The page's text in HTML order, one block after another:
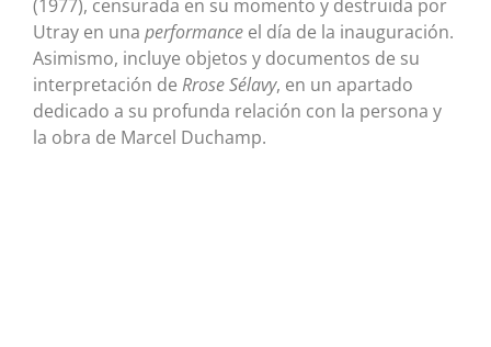
(1977), censurada en su momento y destruida por
Utray en una performance el día de la inauguración.
Asimismo, incluye objetos y documentos de su
interpretación de Rrose Sélavy, en un apartado
dedicado a su profunda relación con la persona y
la obra de Marcel Duchamp.